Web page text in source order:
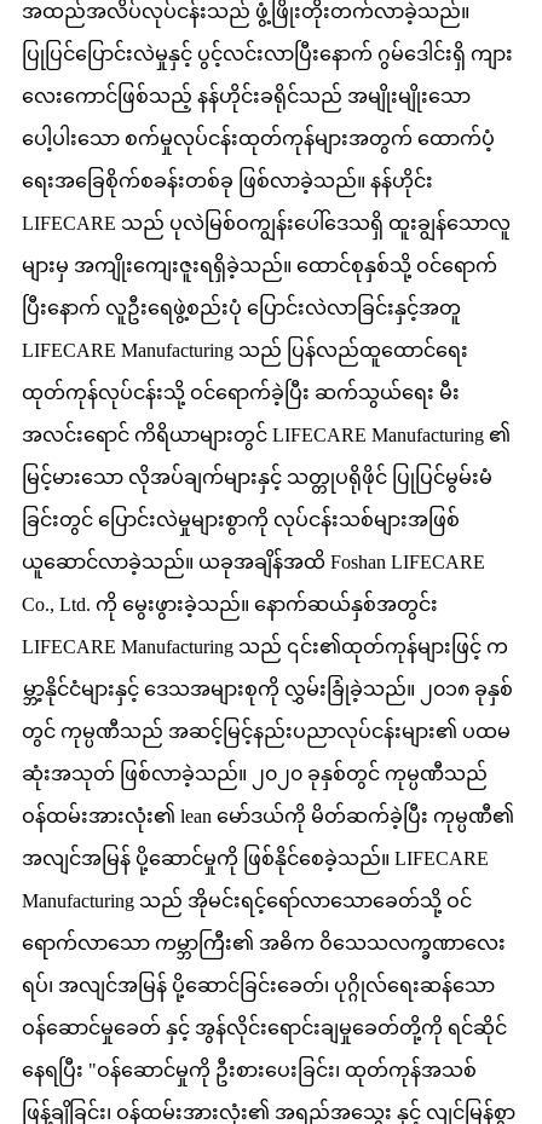
အထည်အလိပ်လုပ်ငန်းသည် ဖွံ့ဖြိုးတိုးတက်လာခဲ့သည်။
ပြုပြင်ပြောင်းလဲမှုနှင့် ပွင့်လင်းလာပြီးနောက် ဂွမ်ဒေါင်းရှိ ကျား
လေးကောင်ဖြစ်သည့် နန်ဟိုင်းခရိုင်သည် အမျိုးမျိုးသော
ပေါ့ပါးသော စက်မှုလုပ်ငန်းထုတ်ကုန်များအတွက် ထောက်ပံ့
ရေးအခြေစိုက်စခန်းတစ်ခု ဖြစ်လာခဲ့သည်။ နန်ဟိုင်း
LIFECARE သည် ပုလဲမြစ်ဝကျွန်းပေါ်ဒေသရှိ ထူးချွန်သောလူ
များမှ အကျိုးကျေးဇူးရရှိခဲ့သည်။ ထောင်စုနှစ်သို့ ဝင်ရောက်
ပြီးနောက် လူဦးရေဖွဲ့စည်းပုံ ပြောင်းလဲလာခြင်းနှင့်အတူ
LIFECARE Manufacturing သည် ပြန်လည်ထူထောင်ရေး
ထုတ်ကုန်လုပ်ငန်းသို့ ဝင်ရောက်ခဲ့ပြီး ဆက်သွယ်ရေး မီး
အလင်းရောင် ကိရိယာများတွင် LIFECARE Manufacturing ၏
မြင့်မားသော လိုအပ်ချက်များနှင့် သတ္တုပရိုဖိုင် ပြုပြင်မွမ်းမံ
ခြင်းတွင် ပြောင်းလဲမှုများစွာကို လုပ်ငန်းသစ်များအဖြစ်
ယူဆောင်လာခဲ့သည်။ ယခုအချိန်အထိ Foshan LIFECARE
Co., Ltd. ကို မွေးဖွားခဲ့သည်။ နောက်ဆယ်နှစ်အတွင်း
LIFECARE Manufacturing သည် ၎င်း၏ထုတ်ကုန်များဖြင့် က
မ္ဘာ့နိုင်ငံများနှင့် ဒေသအများစုကို လွှမ်းခြုံခဲ့သည်။ ၂၀၁၈ ခုနှစ်
တွင် ကုမ္ပဏီသည် အဆင့်မြင့်နည်းပညာလုပ်ငန်းများ၏ ပထမ
ဆုံးအသုတ် ဖြစ်လာခဲ့သည်။ ၂၀၂၀ ခုနှစ်တွင် ကုမ္ပဏီသည်
ဝန်ထမ်းအားလုံး၏ lean မော်ဒယ်ကို မိတ်ဆက်ခဲ့ပြီး ကုမ္ပဏီ၏
အလျင်အမြန် ပို့ဆောင်မှုကို ဖြစ်နိုင်စေခဲ့သည်။ LIFECARE
Manufacturing သည် အိုမင်းရင့်ရော်လာသောခေတ်သို့ ဝင်
ရောက်လာသော ကမ္ဘာကြီး၏ အဓိက ဝိသေသလက္ခဏာလေး
ရပ်၊ အလျင်အမြန် ပို့ဆောင်ခြင်းခေတ်၊ ပုဂ္ဂိုလ်ရေးဆန်သော
ဝန်ဆောင်မှုခေတ် နှင့် အွန်လိုင်းရောင်းချမှုခေတ်တို့ကို ရင်ဆိုင်
နေရပြီး "ဝန်ဆောင်မှုကို ဦးစားပေးခြင်း၊ ထုတ်ကုန်အသစ်
ဖြန့်ချိခြင်း၊ ဝန်ထမ်းအားလုံး၏ အရည်အသွေး နှင့် လျင်မြန်စွာ